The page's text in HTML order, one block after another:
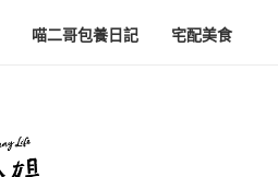
喵二哥包養日記 宅配美食